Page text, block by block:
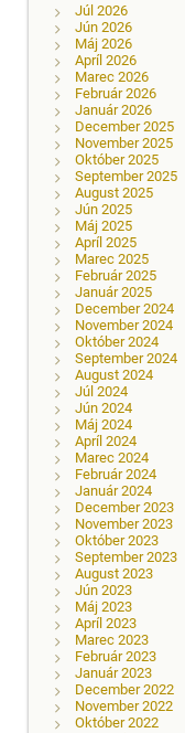
Júl 2026
Jún 2026
Máj 2026
Apríl 2026
Marec 2026
Február 2026
Január 2026
December 2025
November 2025
Október 2025
September 2025
August 2025
Jún 2025
Máj 2025
Apríl 2025
Marec 2025
Február 2025
Január 2025
December 2024
November 2024
Október 2024
September 2024
August 2024
Júl 2024
Jún 2024
Máj 2024
Apríl 2024
Marec 2024
Február 2024
Január 2024
December 2023
November 2023
Október 2023
September 2023
August 2023
Jún 2023
Máj 2023
Apríl 2023
Marec 2023
Február 2023
Január 2023
December 2022
November 2022
Október 2022